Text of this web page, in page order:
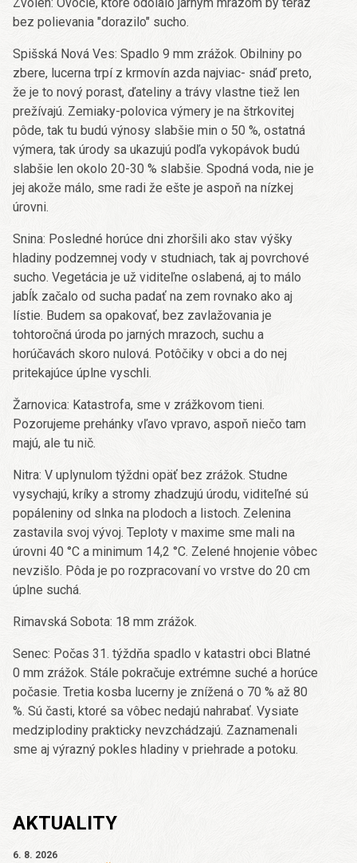
bez polievania "dorazilo" sucho.
Spišská Nová Ves: Spadlo 9 mm zrážok. Obilniny po
zbere, lucerna trpí z krmovín azda najviac- snáď preto,
že je to nový porast, ďateliny a trávy vlastne tiež len
prežívajú. Zemiaky-polovica výmery je na štrkovitej
pôde, tak tu budú výnosy slabšie min o 50 %, ostatná
výmera, tak úrody sa ukazujú podľa vykopávok budú
slabšie len okolo 20-30 % slabšie. Spodná voda, nie je
jej akože málo, sme radi že ešte je aspoň na nízkej
úrovni.
Snina: Posledné horúce dni zhoršili ako stav výšky
hladiny podzemnej vody v studniach, tak aj povrchové
sucho. Vegetácia je už viditeľne oslabená, aj to málo
jabĺk začalo od sucha padať na zem rovnako ako aj
lístie. Budem sa opakovať, bez zavlažovania je
tohtoročná úroda po jarných mrazoch, suchu a
horúčavách skoro nulová. Potôčiky v obci a do nej
pritekajúce úplne vyschli.
Žarnovica: Katastrofa, sme v zrážkovom tieni.
Pozorujeme prehánky vľavo vpravo, aspoň niečo tam
majú, ale tu nič.
Nitra: V uplynulom týždni opäť bez zrážok. Studne
vysychajú, kríky a stromy zhadzujú úrodu, viditeľné sú
popáleniny od slnka na plodoch a listoch. Zelenina
zastavila svoj vývoj. Teploty v maxime sme mali na
úrovni 40 °C a minimum 14,2 °C. Zelené hnojenie vôbec
nevzišlo. Pôda je po rozpracovaní vo vrstve do 20 cm
úplne suchá.
Rimavská Sobota: 18 mm zrážok.
Senec: Počas 31. týždňa spadlo v katastri obci Blatné
0 mm zrážok. Stále pokračuje extrémne suché a horúce
počasie. Tretia kosba lucerny je znížená o 70 % až 80
%. Sú časti, ktoré sa vôbec nedajú nahrabať. Vysiate
medziplodiny prakticky nevzchádzajú. Zaznamenali
sme aj výrazný pokles hladiny v priehrade a potoku.
AKTUALITY
6. 8. 2026